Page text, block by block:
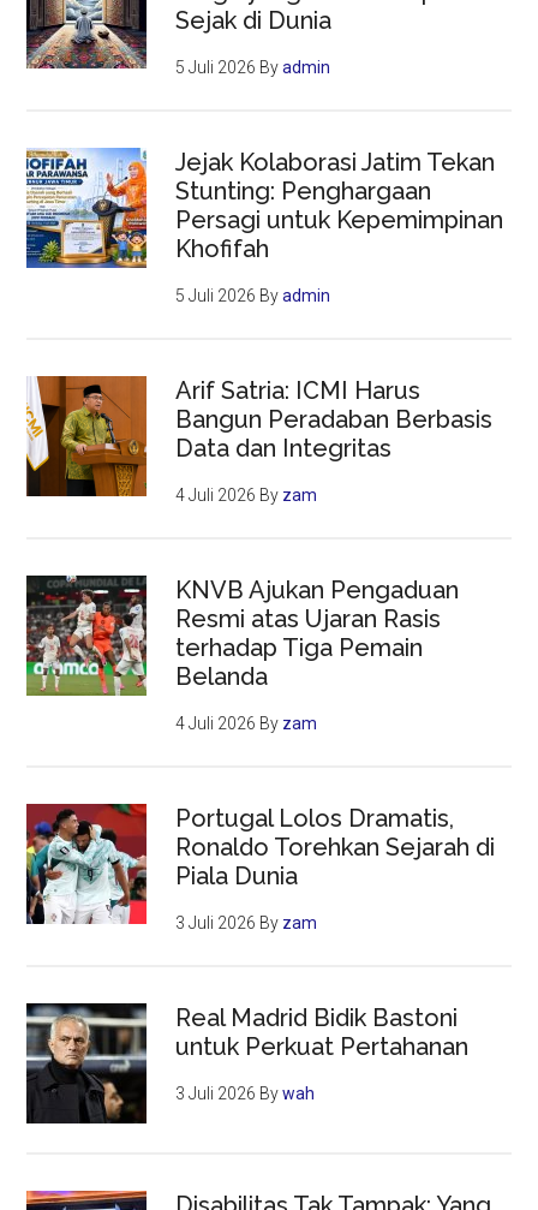
Sejak di Dunia
5 Juli 2026 Byadmin
Jejak Kolaborasi Jatim Tekan
Stunting: Penghargaan
Persagi untuk Kepemimpinan
Khofifah
5 Juli 2026 Byadmin
Arif Satria: ICMI Harus
Bangun Peradaban Berbasis
Data dan Integritas
4 Juli 2026 By zam
KNVB Ajukan Pengaduan
Resmi atas Ujaran Rasis
terhadap Tiga Pemain
Belanda
4 Juli 2026 By zam
Portugal Lolos Dramatis,
Ronaldo Torehkan Sejarah di
Piala Dunia
3 Juli 2026 By zam
Real Madrid Bidik Bastoni
untuk Perkuat Pertahanan
3 Juli 2026 Bywah